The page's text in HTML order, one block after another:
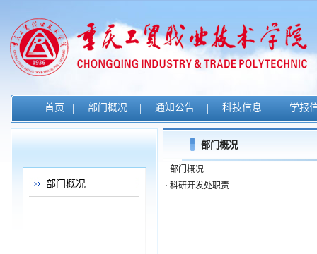
首页 | 部门概况 | 通知公告 | 科技信息 | 学报
部门概况
部门概况
· 部门概况
· 科研开发处职责